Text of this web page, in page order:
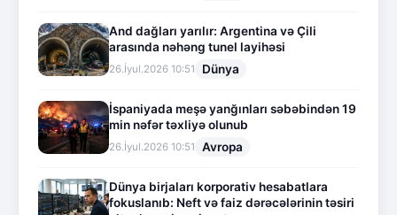
And dağları yarılır: Argentina və Çili
arasında nəhəng tunel layihəsi
26.İyul.2026 10:51 Dünya
İspaniyada meşə yanğınları səbəbindən 19
min nəfər təxliyə olunub
26.İyul.2026 10:51 Avropa
Dünya birjaları korporativ hesabatlara
fokuslanıb: Neft və faiz dərəcələrinin təsiri